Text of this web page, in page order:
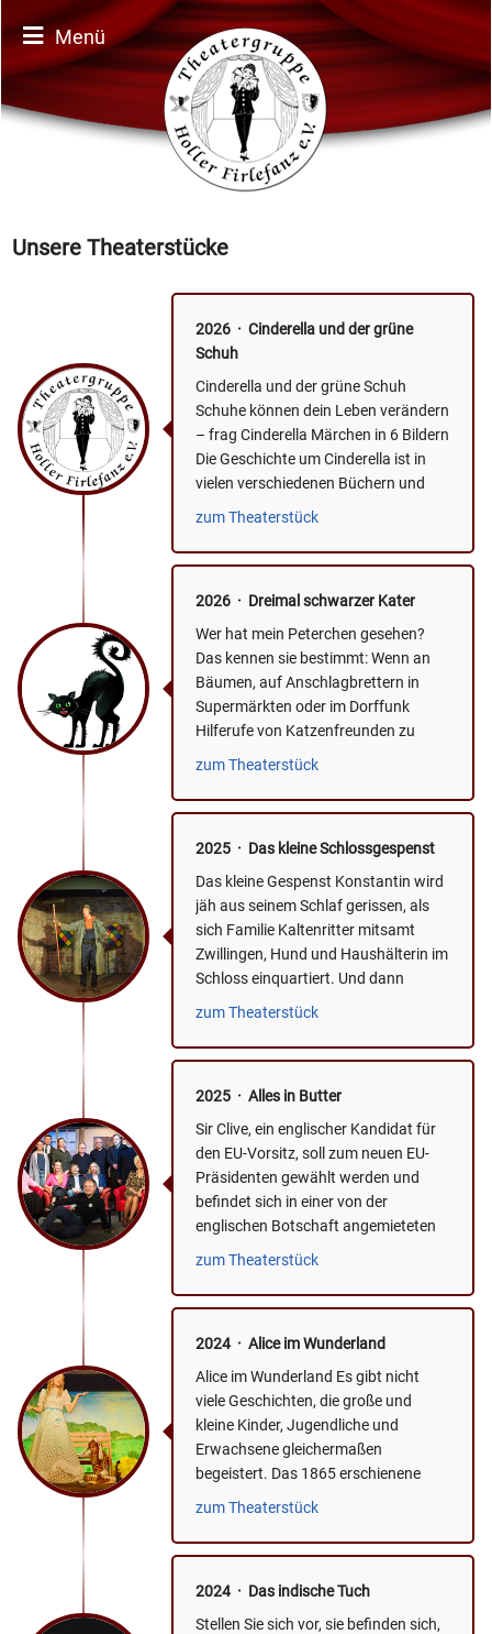
Menü
Unsere Theaterstücke
2026 · Cinderella und der grüne
Schuh
Cinderella und der grüne Schuh
Schuhe können dein Leben verändern
– frag Cinderella Märchen in 6 Bildern
Die Geschichte um Cinderella ist in
vielen verschiedenen Büchern und
Filmen...
zum Theaterstück
2026 · Dreimal schwarzer Kater
Wer hat mein Peterchen gesehen?
Das kennen sie bestimmt: Wenn an
Bäumen, auf Anschlagbrettern in
Supermärkten oder im Dorffunk
Hilferufe von Katzenfreunden zu
lesen sind, die ihren Liebling seit...
zum Theaterstück
2025 · Das kleine Schlossgespenst
Das kleine Gespenst Konstantin wird
jäh aus seinem Schlaf gerissen, als
sich Familie Kaltenritter mitsamt
Zwillingen, Hund und Haushälterin im
Schloss einquartiert. Und dann
schnüffeln die...
zum Theaterstück
2025 · Alles in Butter
Sir Clive, ein englischer Kandidat für
den EU-Vorsitz, soll zum neuen EU-
Präsidenten gewählt werden und
befindet sich in einer von der
englischen Botschaft angemieteten
Wohnung in Paris....
zum Theaterstück
2024 · Alice im Wunderland
Alice im Wunderland Es gibt nicht
viele Geschichten, die große und
kleine Kinder, Jugendliche und
Erwachsene gleichermaßen
begeistert. Das 1865 erschienene
Kinderbuch 'Alice im Wunderland'
zum Theaterstück
2024 · Das indische Tuch
Stellen Sie sich vor, sie befinden sich,